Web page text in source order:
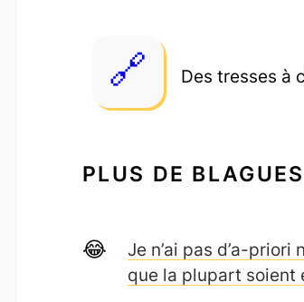
Des tresses à
PLUS DE BLAGUES
Je n’ai pas d’a-
que la plupart soient